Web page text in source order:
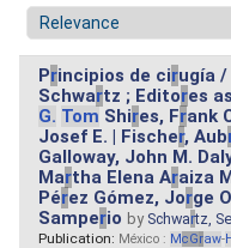
Principios de cirugía /
Schwartz ; Editores
G. Tom Shires, Frank
Josef E. | Fischer, Aub
Galloway, John M.
Martha Elena Araiza
Pérez Gómez, Jorge O
Samperio by Schwartz,
Publication: México : McGraw-